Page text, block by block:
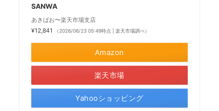
SANWA
あきばお〜楽天市場支店
¥12,841
（2026/06/23 05:49時点 | 楽天市場調べ）
Amazon
楽天市場
Yahooショッピング